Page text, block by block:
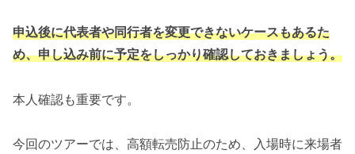
申込後に代表者や同行者を変更できないケースもあるた
め、申し込み前に予定をしっかり確認しておきましょう。
本人確認も重要です。
今回のツアーでは、高額転売防止のため、入場時に来場者